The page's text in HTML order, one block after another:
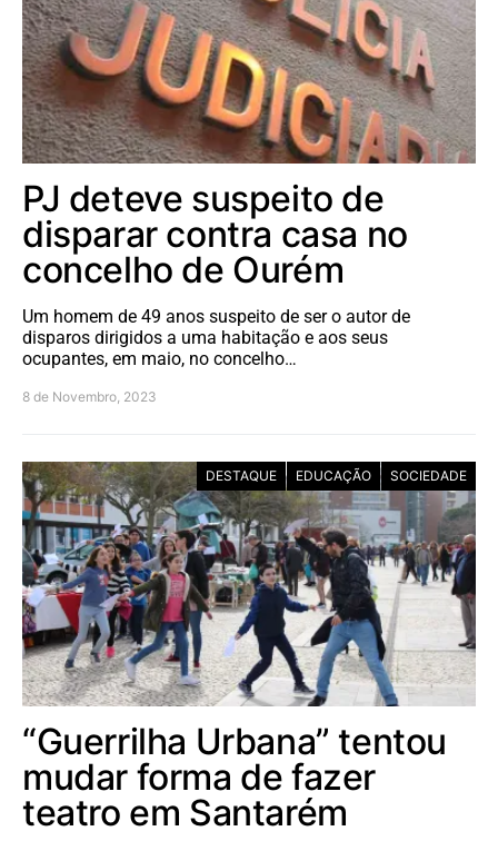
PJ deteve suspeito de
disparar contra casa no
concelho de Ourém
Um homem de 49 anos suspeito de ser o autor de
disparos dirigidos a uma habitação e aos seus
ocupantes, em maio, no concelho…
8 de Novembro, 2023
DESTAQUE EDUCAÇÃO SOCIEDADE
“Guerrilha Urbana” tentou
mudar forma de fazer
teatro em Santarém